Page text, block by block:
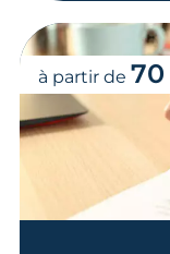
à partir de 70